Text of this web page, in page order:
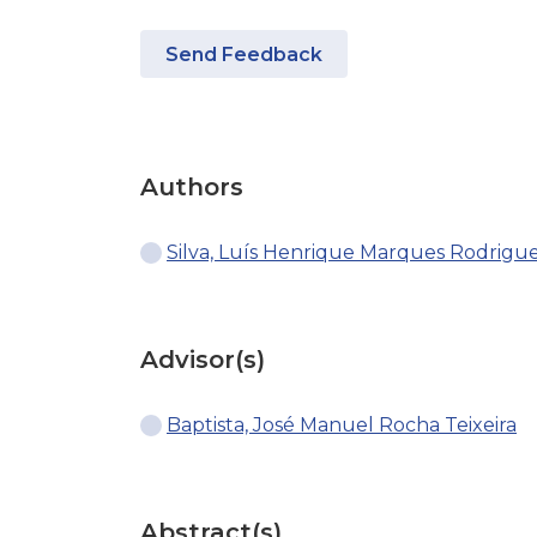
Send Feedback
Authors
Silva, Luís Henrique Marques
Advisor(s)
Baptista, José Manuel Rocha Teixeira